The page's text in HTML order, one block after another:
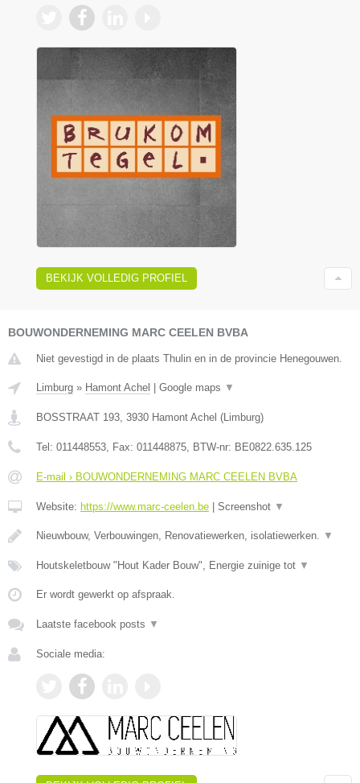
BEKIJK VOLLEDIG PROFIEL
BOUWONDERNEMING MARC CEELEN BVBA
Niet gevestigd in de plaats Thulin en in de provincie Henegouwen.
Limburg » Hamont Achel Google maps ▼
BOSSTRAAT 193, 3930 Hamont Achel (Limburg)
Tel: 011448553, Fax: 011448875, BTW-nr: BE0822.635.125
E-mail › BOUWONDERNEMING MARC CEELEN BVBA
Website: https://www.marc-ceelen.be Screenshot ▼
Nieuwbouw, Verbouwingen, Renovatiewerken, isolatiewerken. ▼
Houtskeletbouw "Hout Kader Bouw", Energie zuinige tot ▼
Er wordt gewerkt op afspraak.
Laatste facebook posts ▼
Sociale media: